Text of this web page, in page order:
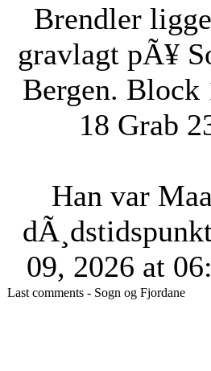
Brendler
gravlagt pÃ¥
Bergen. Block
18 Grab
Han var
09, 2026 at
Last comments - Sogn og Fjordane